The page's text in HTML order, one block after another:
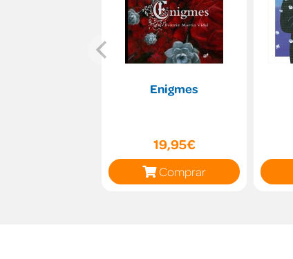
Enigmes
19,95€
Comprar